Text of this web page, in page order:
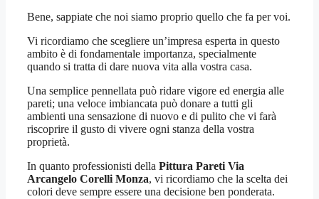
Bene, sappiate che noi siamo proprio quello che fa per voi.
Vi ricordiamo che scegliere un’impresa esperta in questo
ambito è di fondamentale importanza, specialmente
quando si tratta di dare nuova vita alla vostra casa.
Una semplice pennellata può ridare vigore ed energia alle
pareti; una veloce imbiancata può donare a tutti gli
ambienti una sensazione di nuovo e di pulito che vi farà
riscoprire il gusto di vivere ogni stanza della vostra
proprietà.
In quanto professionisti della Pittura Pareti Via
Arcangelo Corelli Monza, vi ricordiamo che la scelta dei
colori deve sempre essere una decisione ben ponderata.